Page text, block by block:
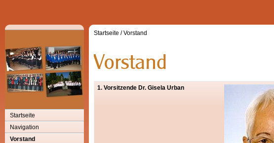
Startseite
Navigation
Vorstand
Startseite /Vorstand
1. Vorsitzende Dr. Gisela Urban